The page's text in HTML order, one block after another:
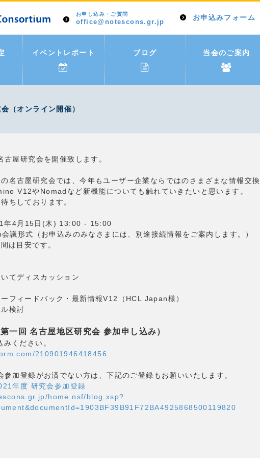
お申し込み・ご質問
office@notescons.gr.jp
お申込みフォーム
イベントレポート ブログ 当会のご案内
（オンライン開催）
屋研究会を開催致します。
名古屋研究会では、今年もユーザー企業ならではのさまざまな情報交換
V12やNomadなど新機能についても触れていきたいと思います。
ちしております。
年4月15日(木) 13:00 - 15:00
議形式（お申込みのみなさまには、別途接続情報をご案内します。）
は目安です。
てディスカッション
ーフィードバック・最新情報V12（HCL Japan様）
検討
一回 名古屋地区研究会 参加申し込み）
みください。
210901946418456
参加登録がお済でない方は、下記のご登録もお願いいたします。
年度 研究会参加登録
home.nsf/blog.xsp?